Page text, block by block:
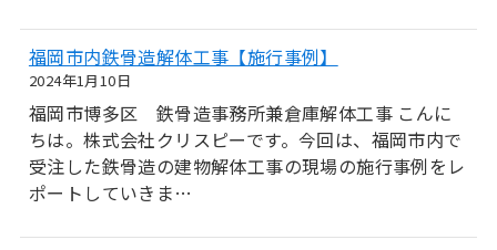
福岡市内鉄骨造解体工事【施行事例】
2024年1月10日
福岡市博多区 鉄骨造事務所兼倉庫解体工事 こんに
ちは。株式会社クリスピーです。今回は、福岡市内で
受注した鉄骨造の建物解体工事の現場の施行事例をレ
ポートしていきま…